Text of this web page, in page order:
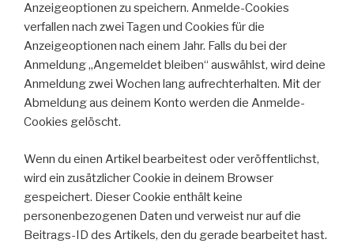
Anzeigeoptionen zu speichern. Anmelde-Cookies
verfallen nach zwei Tagen und Cookies für die
Anzeigeoptionen nach einem Jahr. Falls du bei der
Anmeldung „Angemeldet bleiben“ auswählst, wird deine
Anmeldung zwei Wochen lang aufrechterhalten. Mit der
Abmeldung aus deinem Konto werden die Anmelde-
Cookies gelöscht.
Wenn du einen Artikel bearbeitest oder veröffentlichst,
wird ein zusätzlicher Cookie in deinem Browser
gespeichert. Dieser Cookie enthält keine
personenbezogenen Daten und verweist nur auf die
Beitrags-ID des Artikels, den du gerade bearbeitet hast.